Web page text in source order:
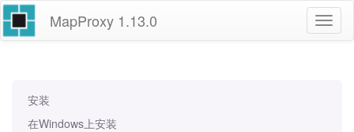
MapProxy 1.13.0
安装
在Windows上安装